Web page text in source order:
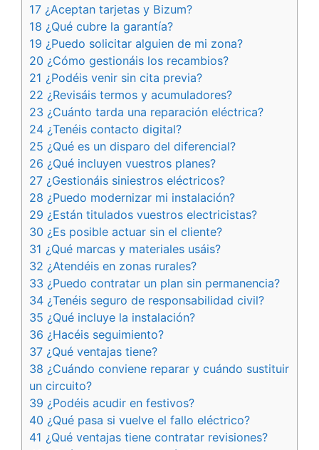
17 ¿Aceptan tarjetas y Bizum?
18 ¿Qué cubre la garantía?
19 ¿Puedo solicitar alguien de mi zona?
20 ¿Cómo gestionáis los recambios?
21 ¿Podéis venir sin cita previa?
22 ¿Revisáis termos y acumuladores?
23 ¿Cuánto tarda una reparación eléctrica?
24 ¿Tenéis contacto digital?
25 ¿Qué es un disparo del diferencial?
26 ¿Qué incluyen vuestros planes?
27 ¿Gestionáis siniestros eléctricos?
28 ¿Puedo modernizar mi instalación?
29 ¿Están titulados vuestros electricistas?
30 ¿Es posible actuar sin el cliente?
31 ¿Qué marcas y materiales usáis?
32 ¿Atendéis en zonas rurales?
33 ¿Puedo contratar un plan sin permanencia?
34 ¿Tenéis seguro de responsabilidad civil?
35 ¿Qué incluye la instalación?
36 ¿Hacéis seguimiento?
37 ¿Qué ventajas tiene?
38 ¿Cuándo conviene reparar y cuándo sustituir
un circuito?
39 ¿Podéis acudir en festivos?
40 ¿Qué pasa si vuelve el fallo eléctrico?
41 ¿Qué ventajas tiene contratar revisiones?